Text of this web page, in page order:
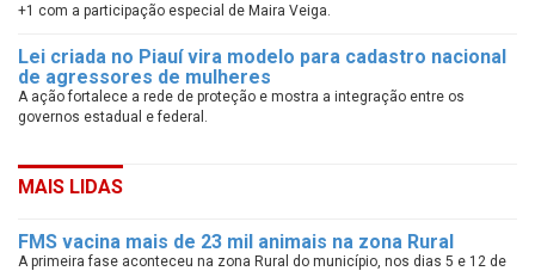
+1 com a participação especial de Maira Veiga.
Lei criada no Piauí vira modelo para cadastro nacional
de agressores de mulheres
A ação fortalece a rede de proteção e mostra a integração entre os
governos estadual e federal.
MAIS LIDAS
FMS vacina mais de 23 mil animais na zona Rural
A primeira fase aconteceu na zona Rural do município, nos dias 5 e 12 de